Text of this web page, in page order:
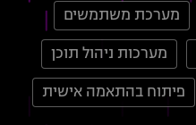
מערכת משתמשים
מערכות ניהול תוכן
פיתוח בהתאמה אישית